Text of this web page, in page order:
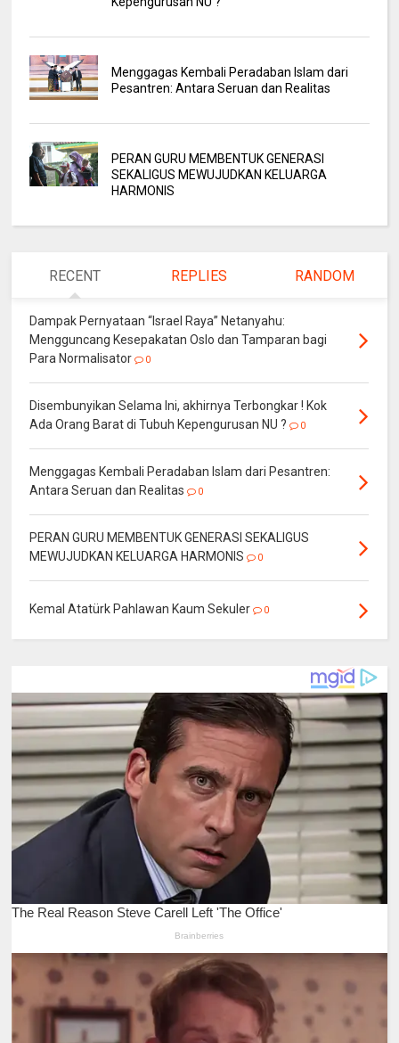
Menggagas Kembali Peradaban Islam dari
Pesantren: Antara Seruan dan Realitas
PERAN GURU MEMBENTUK GENERASI
SEKALIGUS MEWUJUDKAN KELUARGA
HARMONIS
RECENT REPLIES RANDOM
Dampak Pernyataan “Israel Raya” Netanyahu:
Mengguncang Kesepakatan Oslo dan Tamparan bagi
Para Normalisator
0
Disembunyikan Selama Ini, akhirnya Terbongkar ! Kok
Ada Orang Barat di Tubuh Kepengurusan NU ?
0
Menggagas Kembali Peradaban Islam dari Pesantren:
Antara Seruan dan Realitas
0
PERAN GURU MEMBENTUK GENERASI SEKALIGUS
MEWUJUDKAN KELUARGA HARMONIS
0
Kemal Atatürk Pahlawan Kaum Sekuler 0